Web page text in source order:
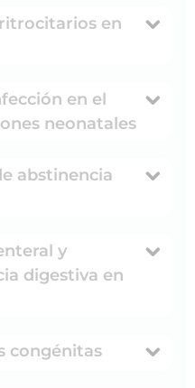
en
en el
neonatales
abstinencia
y
digestiva en
congénitas